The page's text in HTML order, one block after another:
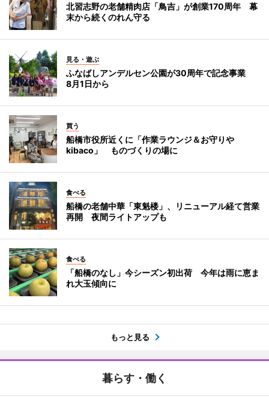
北習志野の老舗精肉店「鳥吉」が創業170周年 幕
末から続くのれん守る
見る・遊ぶ
ふなばしアンデルセン公園が30周年で記念事業
8月1日から
買う
船橋市役所近くに「作業ラウンジ＆お守りや
kibaco」 ものづくりの場に
食べる
船橋の老舗中華「東魁楼」、リニューアル経て営業
再開 夜間ライトアップも
食べる
「船橋のなし」今シーズン初出荷 今年は雨に恵ま
れ大玉傾向に
もっと見る
暮らす・働く